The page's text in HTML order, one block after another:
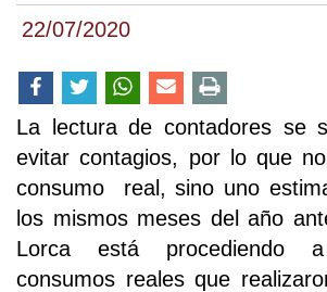
22/07/2020
La lectura de contadores se
evitar contagios, por lo que
consumo real, sino uno
los mismos meses del año
Lorca está procediendo
consumos reales que